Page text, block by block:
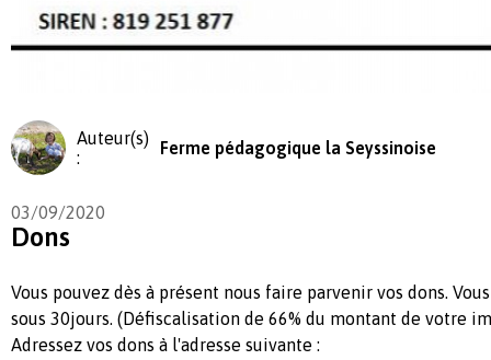
Auteur(s)
:
Ferme pédagogique la Seyssinoise
03/09/2020
Dons
Vous pouvez dès à présent nous faire parvenir vos dons.
sous 30jours. (Défiscalisation de 66% du montant de votre
Adressez vos dons à l'adresse suivante :